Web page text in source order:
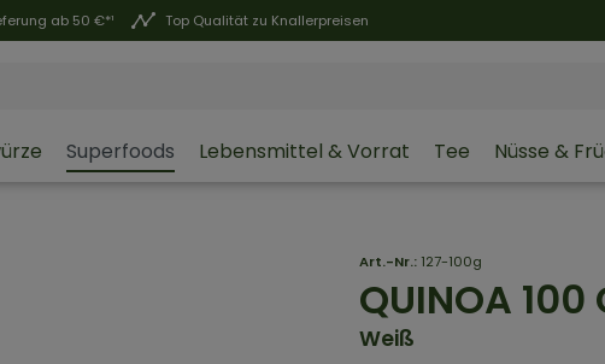
ab 50 €*¹ Top Qualität zu Knallerpreisen
Superfoods Lebensmittel & Vorrat Tee Nüsse &
Art.-Nr.: 127-100g
QUINOA 100
Weiß